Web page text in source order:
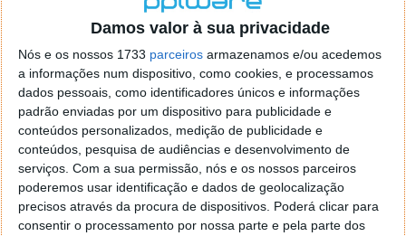
Damos valor à sua privacidade
Nós e os nossos 1733 parceiros armazenamos e/ou acedemos
a informações num dispositivo, como cookies, e processamos
dados pessoais, como identificadores únicos e informações
padrão enviadas por um dispositivo para publicidade e
conteúdos personalizados, medição de publicidade e
conteúdos, pesquisa de audiências e desenvolvimento de
serviços. Com a sua permissão, nós e os nossos parceiros
poderemos usar identificação e dados de geolocalização
precisos através da procura de dispositivos. Poderá clicar para
consentir o processamento por nossa parte e pela parte dos
LinkNYC: How to Connect